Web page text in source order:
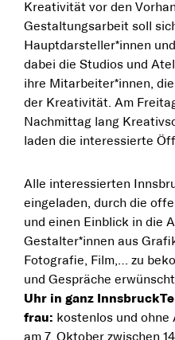
Kreativität vor den
Gestaltungsarbeit soll
Haupt­darsteller*innen
dabei die Studios und
ihre Mitarbeiter*innen,
der Kreativität. Am
Nachmittag lang
laden die interessierte
Alle interessierten
eingeladen, durch die
und einen Einblick in die
Gestalter*innen aus
Fotografie, Film,… zu
und Gespräche
Uhr in ganz Innsbruck
frau: kostenlos und ohne
am 7. Oktober zwischen